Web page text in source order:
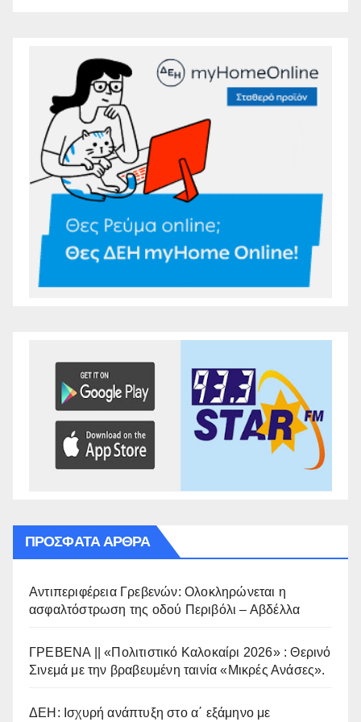
ΠΡΌΣΦΑΤΑ ΆΡΘΡΑ
Αντιπεριφέρεια Γρεβενών: Ολοκληρώνεται η
ασφαλτόστρωση της οδού Περιβόλι – Αβδέλλα
ΓΡΕΒΕΝΑ || «Πολιτιστικό Καλοκαίρι 2026» : Θερινό
Σινεμά με την βραβευμένη ταινία «Μικρές Ανάσες».
ΔΕΗ: Ισχυρή ανάπτυξη στο α΄ εξάμηνο με